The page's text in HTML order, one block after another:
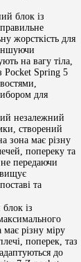
блок із
жорсткість для
на вагу тіла,
Pocket Spring 5
для
незалежний
створений
зона має різну
попереку та
передаючи
та
із
різну міру
поперек, таз
до